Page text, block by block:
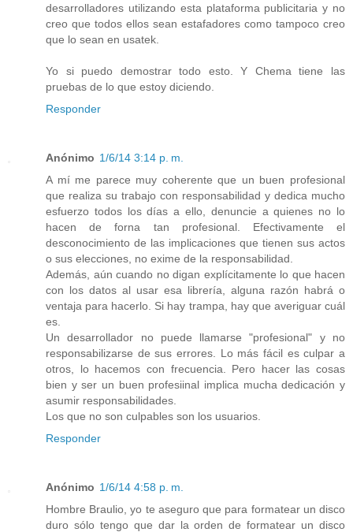
desarrolladores utilizando esta plataforma publicitaria y no
creo que todos ellos sean estafadores como tampoco creo
que lo sean en usatek.
Yo si puedo demostrar todo esto. Y Chema tiene las
pruebas de lo que estoy diciendo.
Responder
Anónimo 1/6/14 3:14 p. m.
A mí me parece muy coherente que un buen profesional
que realiza su trabajo con responsabilidad y dedica mucho
esfuerzo todos los días a ello, denuncie a quienes no lo
hacen de forna tan profesional. Efectivamente el
desconocimiento de las implicaciones que tienen sus actos
o sus elecciones, no exime de la responsabilidad.
Además, aún cuando no digan explícitamente lo que hacen
con los datos al usar esa librería, alguna razón habrá o
ventaja para hacerlo. Si hay trampa, hay que averiguar cuál
es.
Un desarrollador no puede llamarse "profesional" y no
responsabilizarse de sus errores. Lo más fácil es culpar a
otros, lo hacemos con frecuencia. Pero hacer las cosas
bien y ser un buen profesiinal implica mucha dedicación y
asumir responsabilidades.
Los que no son culpables son los usuarios.
Responder
Anónimo 1/6/14 4:58 p. m.
Hombre Braulio, yo te aseguro que para formatear un disco
duro sólo tengo que dar la orden de formatear un disco